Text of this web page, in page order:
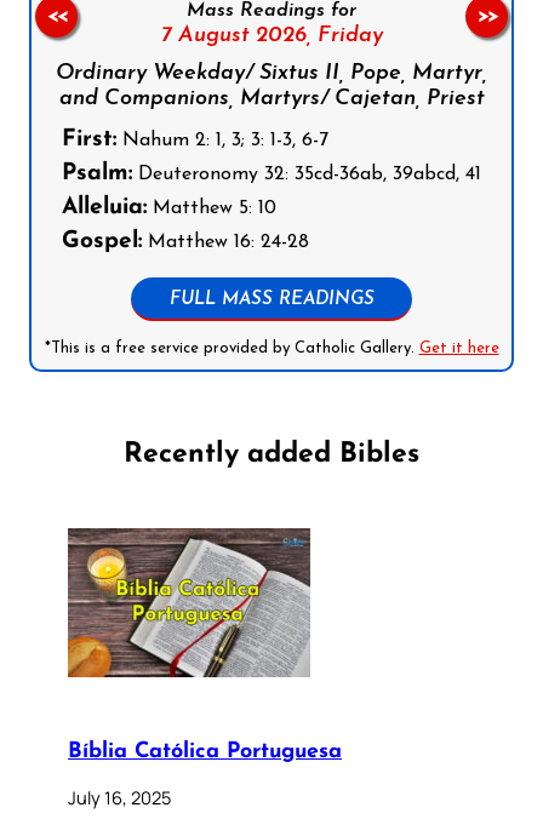
Mass Readings for
7 August 2026, Friday
Ordinary Weekday/ Sixtus II, Pope, Martyr,
and Companions, Martyrs/ Cajetan, Priest
First: Nahum 2: 1, 3; 3: 1-3, 6-7
Psalm: Deuteronomy 32: 35cd-36ab, 39abcd, 41
Alleluia: Matthew 5: 10
Gospel: Matthew 16: 24-28
FULL MASS READINGS
*This is a free service provided by Catholic Gallery. Get it here
<< >>
Recently added Bibles
Bíblia Católica Portuguesa
July 16, 2025